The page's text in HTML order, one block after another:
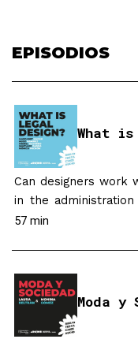
EPISODIOS
What
Can designers work
in the
Legal Design and
pioneer in Legal
57 min
Moda y